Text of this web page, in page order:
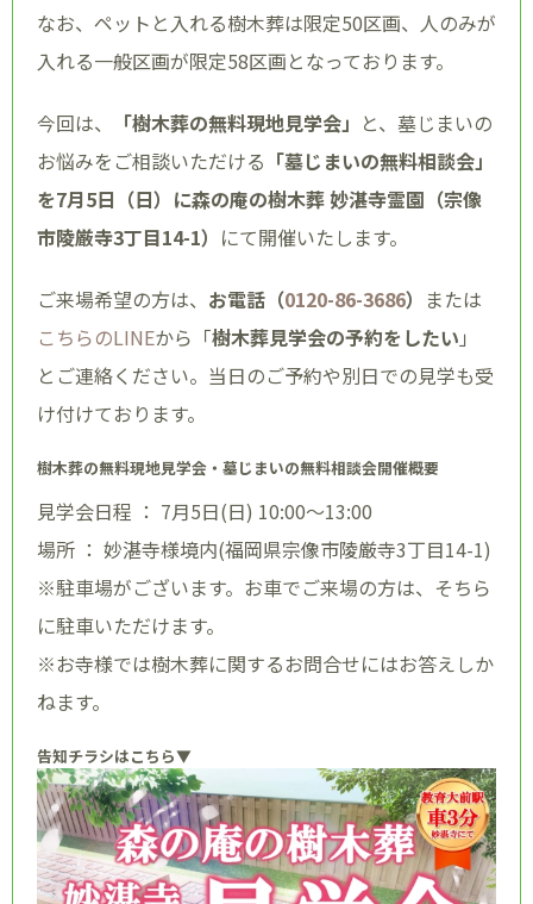
なお、ペットと入れる樹木葬は限定50区画、人のみが
入れる一般区画が限定58区画となっております。
今回は、 「樹木葬の無料現地見学会」 と、墓じまいの
お悩みをご相談いただける 「墓じまいの無料相談会」
を7月5日（日） に森の庵の樹木葬 妙湛寺霊園（宗像
市陵厳寺3丁目14-1） にて開催いたします。
ご来場希望の方は、 お電話（0120-86-3686） または
こちらのLINEから「樹木葬見学会の予約をしたい 」
とご連絡ください。当日のご予約や別日での見学も受
け付けております。
樹木葬の無料現地見学会・墓じまいの無料相談会開催概要
見学会日程 ： 7月5日(日) 10:00～13:00
場所 ： 妙湛寺様境内(福岡県宗像市陵厳寺3丁目14-1)
※駐車場がございます。お車でご来場の方は、そちら
に駐車いただけます。
※お寺様では樹木葬に関するお問合せにはお答えしか
ねます。
告知チラシはこちら▼